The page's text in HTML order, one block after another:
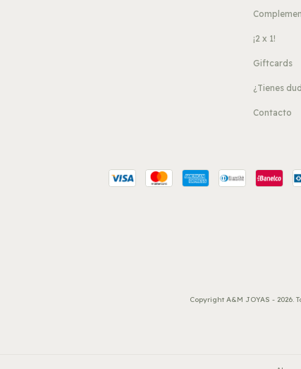
¡2 x 1!
Giftcards
¿Tienes
Contacto
Copyright A&M JOYAS - 2026.